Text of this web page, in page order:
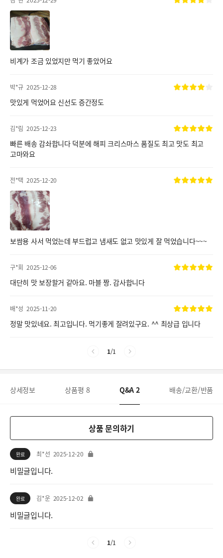
비계가 조금 있었지만 먹기 좋았어요
박*규 2025-12-28
맛있게 먹었어요 신선도 증간정도
김*림 2025-12-23
빠른 배송 감솨합니다 덕분에 해피 크리스마스 품질도 최고 맛도 최고
고마와요
전*택 2025-12-20
보쌈용 사서 먹었는데 부드럽고 냄새도 없고 맛있게 잘 먹었습니다~~~
구*회 2025-12-06
대단히 맛 보장할거 같아요. 마블 짱. 감사합니다
배*성 2025-11-20
정말 맛있네요. 최고입니다. 먹기좋게 잘려있구요. ^^ 최상급 입니다
1/1
상세정보 상품평 8 Q&A 2 배송/교환/반품
상품 문의하기
완료 최*선 2025-12-20
비밀글입니다.
완료 김*운 2025-12-02
비밀글입니다.
1/1